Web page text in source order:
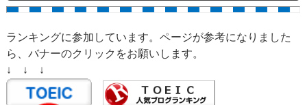
ランキングに参加しています。ページが参考になりました
ら、バナーのクリックをお願いします。
↓ ↓ ↓